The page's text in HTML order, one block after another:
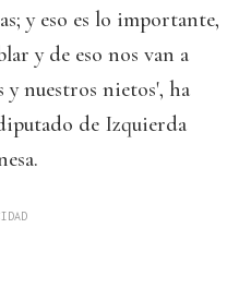
y eso es lo importante,
y de eso nos van a
nuestros nietos', ha
de Izquierda